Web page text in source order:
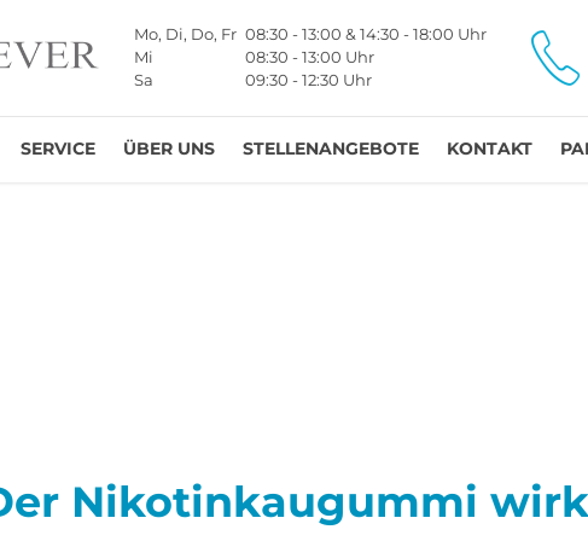
Mo, Di, Do, Fr 08:30 - 13:00 & 14:30 - 18:00 Uhr
Mi
08:30 - 13:00 Uhr
Sa
09:30 - 12:30 Uhr
SERVICE ÜBER UNS STELLENANGEBOTE KONTAKT
Nikotinkaugummi